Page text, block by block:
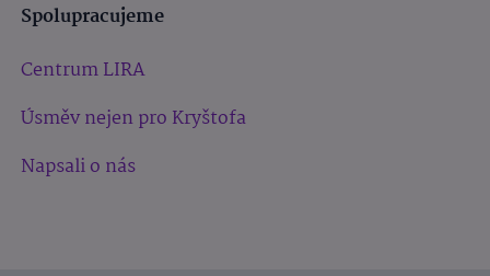
Spolupracujeme
Centrum LIRA
Úsměv nejen pro Kryštofa
Napsali o nás